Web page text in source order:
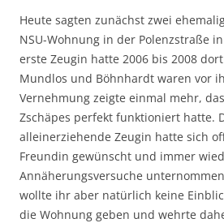
Heute sagten zunächst zwei
NSU-Wohnung in der Polenzstraße
erste Zeugin hatte 2006 bis 2008
Mundlos und Böhnhardt waren vor
Vernehmung zeigte einmal mehr,
Zschäpes perfekt funktioniert hatte.
alleinerziehende Zeugin hatte sich
Freundin gewünscht und immer
Annäherungsversuche
wollte ihr aber natürlich keine
die Wohnung geben und wehrte